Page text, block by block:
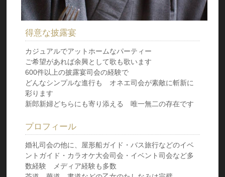
得意な披露宴
カジュアルでアットホームなパーティー
ご希望があれば余興として歌も歌います
600件以上の披露宴司会の経験で
どんなシンプルな進行も オネエ司会が素敵に斬新に
彩ります
新郎新婦どちらにも寄り添える 唯一無二の存在です
プロフィール
婚礼司会の他に、屋形船ガイド・バス旅行などのイベ
ントガイド・カラオケ大会司会・イベント司会など多
数経験 メディア経験も多数